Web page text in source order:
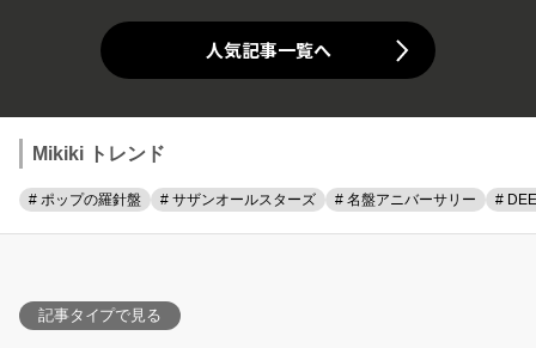
人気記事一覧へ
Mikiki トレンド
# ポップの羅針盤 # サザンオールスターズ # 名盤アニバーサリー #
記事タイプで見る